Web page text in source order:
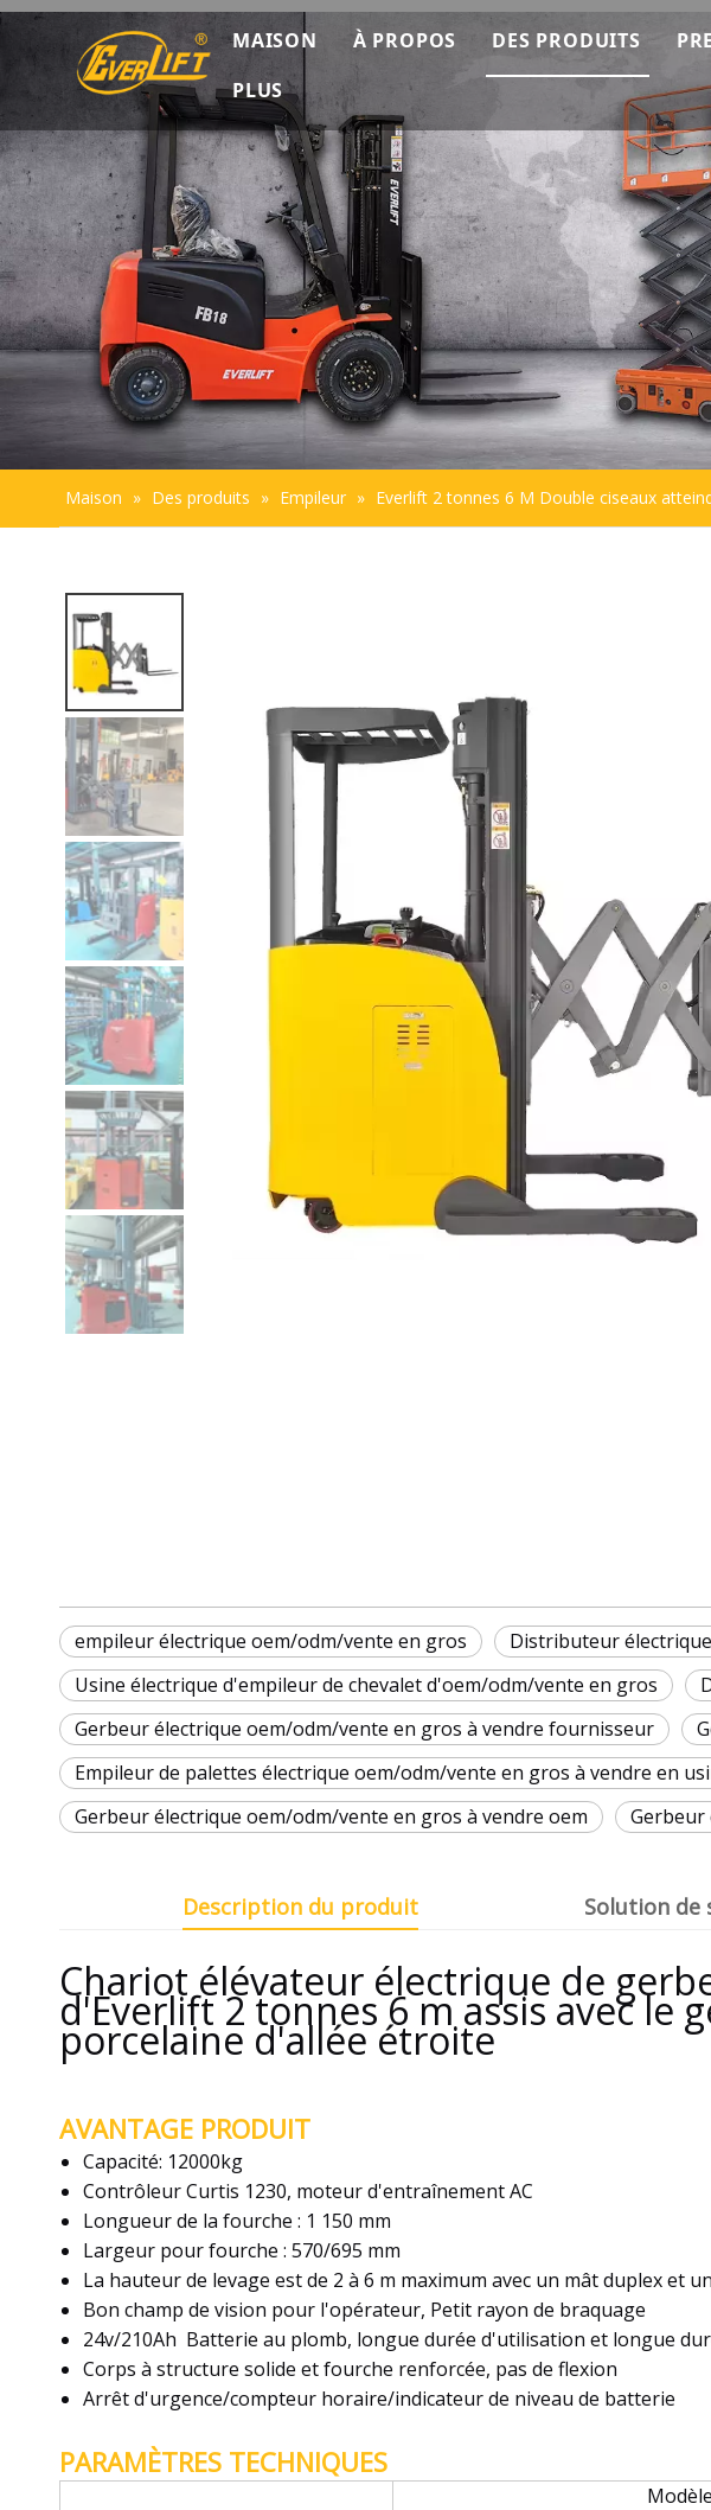
MAISON À PROPOS
Découverte comment ça marche
Données marketing
Présentation de l'équipe
Durabilité
DES PRODUITS
Machines EverLIFT
Empileur EverLIFT
Chariot élévateur
Transpalette
Empileur
Transpalette
Plateforme de
Chariot élévateur
PLUS
Maison » Des produits » Empileur » Everlift 2 tonnes 6 M Double ciseaux
empileur électrique oem/odm/vente en gros
Distributeur
Usine électrique d'empileur de chevalet d'oem/odm/vente en gros
Gerbeur électrique oem/odm/vente en gros à vendre fournisseur
Empileur de palettes électrique oem/odm/vente en gros à vendre en
Gerbeur électrique oem/odm/vente en gros à vendre oem
Gerbeur
Description du produit Solution de
Chariot élévateur électrique de
d'Everlift 2 tonnes 6 m assis avec
porcelaine d'allée étroite
AVANTAGE PRODUIT
Capacité: 12000kg
Contrôleur Curtis 1230, moteur d'entraînement AC
Longueur de la fourche : 1 150 mm
Largeur pour fourche : 570/695 mm
La hauteur de levage est de 2 à 6 m maximum avec un mât duplex et
Bon champ de vision pour l'opérateur, Petit rayon de braquage
24v/210Ah Batterie au plomb, longue durée d'utilisation et longue
Corps à structure solide et fourche renforcée, pas de flexion
Arrêt d'urgence/compteur horaire/indicateur de niveau de batterie
PARAMÈTRES TECHNIQUES
Modèle